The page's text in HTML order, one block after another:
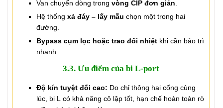
Van chuyển dòng trong vòng CIP đơn giản
Hệ thống xả đáy – lấy mẫu chọn một trong hai
đường.
Bypass cụm lọc hoặc trao đổi nhiệtkhi cần bảo trì
nhanh.
3.3. Ưu điểm của bi L-port
Độ kín tuyệt đối cao: Do chỉ thông hai cổng cùng
lúc, bi L có khả năng cô lập tốt, hạn chế hoàn toàn rò